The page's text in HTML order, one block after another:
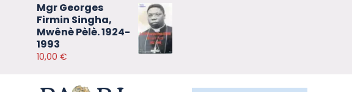
Mgr Georges
Firmin Singha,
Mwênè Pèlè. 1924-
1993
10,00 €